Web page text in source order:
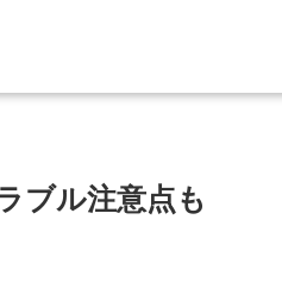
ブル注意点も